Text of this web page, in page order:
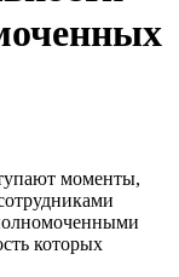
моменты,
которых